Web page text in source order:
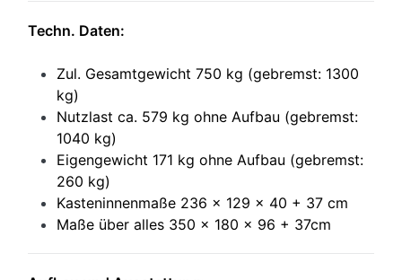
Techn. Daten:
Zul. Gesamtgewicht 750 kg (gebremst: 1300
kg)
Nutzlast ca. 579 kg ohne Aufbau (gebremst:
1040 kg)
Eigengewicht 171 kg ohne Aufbau (gebremst:
260 kg)
Kasteninnenmaße 236 x 129 x 40 + 37 cm
Maße über alles 350 x 180 x 96 + 37cm